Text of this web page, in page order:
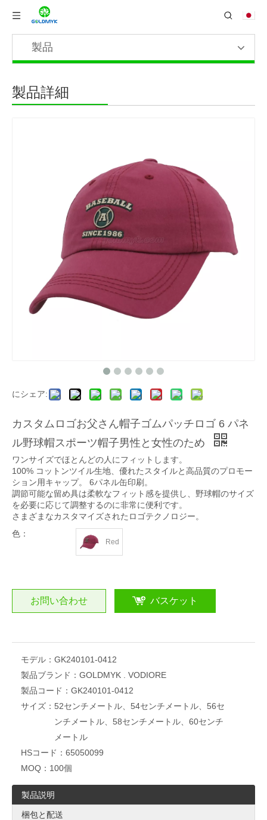
製品
製品詳細
にシェア:
カスタムロゴお父さん帽子ゴムパッチロゴ 6 パネ
ル野球帽スポーツ帽子男性と女性のため
ワンサイズでほとんどの人にフィットします。
100% コットンツイル生地、優れたスタイルと高品質のプロモー
ション用キャップ。 6パネル缶印刷。
調節可能な留め具は柔軟なフィット感を提供し、野球帽のサイズ
を必要に応じて調整するのに非常に便利です。
さまざまなカスタマイズされたロゴテクノロジー。
色：
Red
お問い合わせ バスケット
モデル： GK240101-0412
製品ブランド： GOLDMYK . VODIORE
製品コード： GK240101-0412
サイズ： 52センチメートル、54センチメートル、56セ
ンチメートル、58センチメートル、60センチ
メートル
HSコード： 65050099
MOQ： 100個
製品説明
梱包と配送